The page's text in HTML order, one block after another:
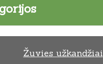
Žuvies užkandžiai